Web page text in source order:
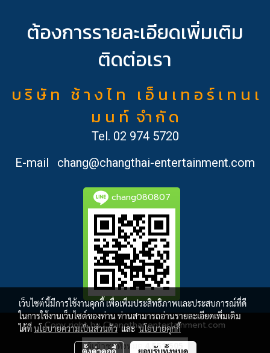
ต้องการรายละเอียดเพิ่มเติม
ติดต่อเรา
บ ริ ษั ท ช้ า ง ไ ท เ อ็ น เ ท อ ร์ เ ท น เ
ม น ท์ จำ กั ด
Tel. 02 974 5720
E-mail
chang@changthai-entertainment.com
chang080807
Copy right by Changthai-entertainment.com
ผู้เข้าชมวันนี้ 891
เว็บไซต์นี้มีการใช้งานคุกกี้ เพื่อเพิ่มประสิทธิภาพและประสบการณ์ที่ดี
ในการใช้งานเว็บไซต์ของท่าน ท่านสามารถอ่านรายละเอียดเพิ่มเติม
ได้ที่นโยบายความเป็นส่วนตัวและนโยบายคุกกี้